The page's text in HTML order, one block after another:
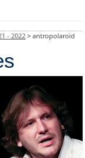
- 2022> antropolaroid